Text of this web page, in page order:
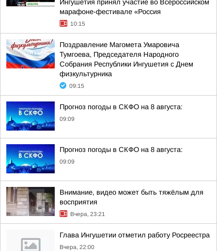
Ингушетия принял участие во Всероссийском
марафоне-фестивале «Россия
10:15
Поздравление Магомета Умаровича
Тумгоева, Председателя Народного
Собрания Республики Ингушетия с Днем
физкультурника
09:15
Прогноз погоды в СКФО на 8 августа:
09:09
Прогноз погоды в СКФО на 8 августа:
09:09
Внимание, видео может быть тяжёлым для
восприятия
Вчера, 23:21
Глава Ингушетии отметил работу Росреестра
Вчера, 22:00